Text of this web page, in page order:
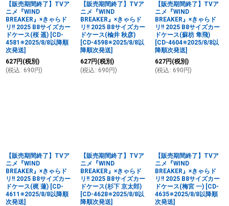
【販売期間終了】TVア
ニメ『WIND
BREAKER』×きゃらド
リ!! 2025 B8サイズカー
ドケース(桜 遥) [CD-
4581※2025/8/8以降順
次発送]
627円 (税別)
(税込 : 690 円)
【販売期間終了】TVア
ニメ『WIND
BREAKER』×きゃらド
リ!! 2025 B8サイズカー
ドケース(楡井 秋彦)
[CD-4598※2025/8/8以
降順次発送]
627円 (税別)
(税込 : 690 円)
【販売期間終了】TVア
ニメ『WIND
BREAKER』×きゃらド
リ!! 2025 B8サイズカー
ドケース(蘇枋 隼飛)
[CD-4604※2025/8/8以
降順次発送]
627円 (税別)
(税込 : 690 円)
【販売期間終了】TVア
ニメ『WIND
BREAKER』×きゃらド
リ!! 2025 B8サイズカー
ドケース(梶 蓮) [CD-
4611※2025/8/8以降順
次発送]
【販売期間終了】TVア
ニメ『WIND
BREAKER』×きゃらド
リ!! 2025 B8サイズカー
ドケース(杉下 京太郎)
[CD-4628※2025/8/8以
降順次発送]
【販売期間終了】TVア
ニメ『WIND
BREAKER』×きゃらド
リ!! 2025 B8サイズカー
ドケース(梅宮 一) [CD-
4635※2025/8/8以降順
次発送]